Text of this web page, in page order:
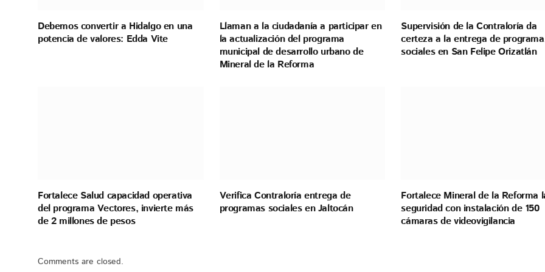
Debemos convertir a Hidalgo en una
potencia de valores: Edda Vite
Llaman a la ciudadanía a participar en
la actualización del programa
municipal de desarrollo urbano de
Mineral de la Reforma
Supervisión de la Contraloría da
certeza a la entrega de
sociales en San Felipe Orizatlán
Fortalece Salud capacidad operativa
del programa Vectores, invierte más
de 2 millones de pesos
Verifica Contraloría entrega de
programas sociales en Jaltocán
Fortalece Mineral de la Reforma
seguridad con instalación de 150
cámaras de videovigilancia
Comments are closed.